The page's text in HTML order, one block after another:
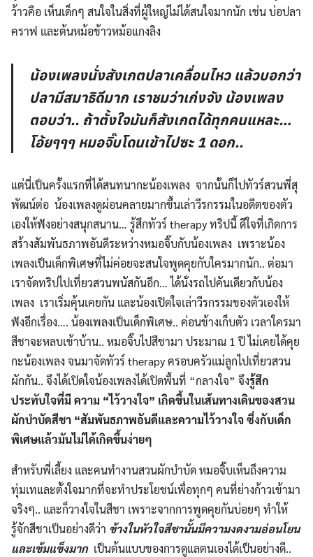
ว้าวคือ เห็นเด็กๆ สนใจในสิ่งที่ผู้ใหญ่ไม่ได้สนใจมากนัก เช่น บ่อปลา
คราฟ และต้นหม้อข้าวหม้อแกงลิง
น้องเพลงนั่งสังเกตปลาเคลื่อนไหว แล้วบอกว่า
ปลามีสมาธิดีมาก เราชมว่าเก่งจัง น้องเพลง
ตอบว่า.. ถ้าตั้งใจมันก็สังเกตได้ทุกคนแหละ…
โอ้ยๆๆๆ หมอจิ๊บโดนเข้าไปซะ 1 ดอก..
แต่นี่เป็นครั้งแรกที่ได้สนทนากะน้องเพลง จากนั้นก็ไปทัวร์สวนพี่สุ
พัฒน์ต่อ น้องเพลงดูผ่อนคลายมากขึ้นเล่าวีรกรรมในอดีตของตัว
เองให้ฟังอย่างสนุกสนาน… รู้สึกทัวร์ therapy ทริปนี้ ดีใจที่เกิดการ
สร้างสัมพันธภาพอันดีระหว่างหมอจิ๊บกับน้องเพลง เพราะน้อง
เพลงเป็นเด็กพิเศษที่ไม่ค่อยจะสนใจพูดคุยกับใครมากนัก.. ต่อมา
เราจัดทริปไปเที่ยวสวนพนัสกันอีก… ได้นั่งรถไปคันเดียวกับน้อง
เพลง​ เราเริ่มคุ้นเคยกัน และน้องเปิดใจเล่าวีรกรรมของตัวเองให้
ฟังอีกเรื่อง…. น้องเพลงเป็นเด็กพิเศษ.. ค่อนข้างเก็บตัว เวลาใครมา
สีชาจะหลบเข้าบ้าน.. หมอจิ๊บไปสีชามา ประมาณ 1 ปี ไม่เคยได้คุย
กะน้องเพลง จนมาจัดทัวร์ therapy ครอบครัวแม่ลูกไปเที่ยวสวน
ผักกัน.. จึงได้เปิดใจน้องเพลงได้เปิดพื้นที่ “กลางใจ” จึงรู้สึก
ประทับใจที่มี ความ “ไว้วางใจ” เกิดขึ้นในเส้นทางเดินของสวน
ผักบำบัดสีชา​ “สัมพันธภาพอันดีและความไว้วางใจ ซึ่งกับเด็ก
พิเศษแล้วมันไม่ได้เกิดขึ้นง่ายๆ
สำหรับพี่เลี้ยง และคนทำงานสวนผักบำบัด หมอจิ๊บเห็นถึงความ
ทุ่มเทและตั้งใจมากที่จะทำประโยชน์เพื่อทุกๆ คนที่ย่างก้าวเข้ามา
จริงๆ.. และก็วางใจในสีชา เพราะจากการพูดคุยกันบ่อยๆ ทำให้
รู้จักสีชาเป็นอย่างดีว่า ข้างในหัวใจสีชานั้นมีความงดงามอ่อนโยน
และเข้มแข็งมาก​ เป็นต้นแบบของการดูแลตนเองได้เป็นอย่างดี..